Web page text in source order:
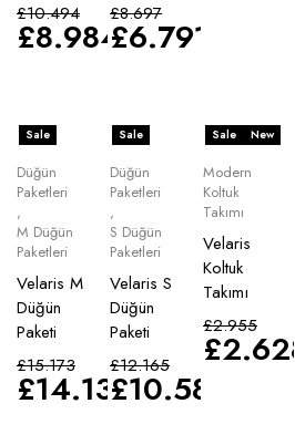
£10.494
£8.984
£8.697
£6.791
Sale
Düğün
Paketleri
,
M Düğün
Paketleri
Velaris M
Düğün
Paketi
£15.173
£14.135
Sale
Düğün
Paketleri
,
S Düğün
Paketleri
Velaris S
Düğün
Paketi
£12.165
£10.583
Sale New
Modern
Koltuk
Takımı
Velaris
Koltuk
Takımı
£2.955
£2.628